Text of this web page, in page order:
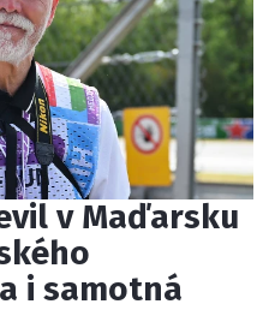
v Maďarsku
i samotná